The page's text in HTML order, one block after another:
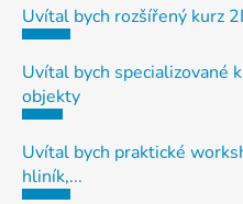
Uvítal bych rozšířený kurz
Uvítal bych specializované
objekty
Uvítal bych praktické
hliník,...